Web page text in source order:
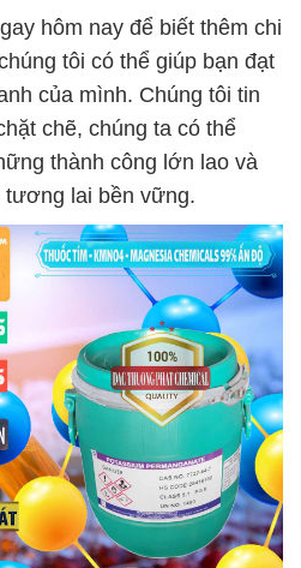
hôm nay để biết thêm chi
tôi có thể giúp bạn đạt
của mình. Chúng tôi tin
chẽ, chúng ta có thể
thành công lớn lao và
lai bền vững.